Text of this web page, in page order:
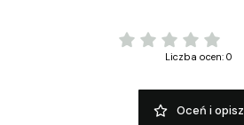
Liczba ocen: 0
Oceń i opisz